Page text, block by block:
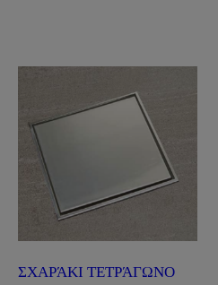
ΣΧΑΡΆΚΙ ΤΕΤΡΆΓΩΝΟ